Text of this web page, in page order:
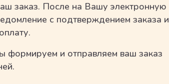
заказ. После на Вашу электронную
с подтверждением заказа и
формируем и отправляем ваш заказ